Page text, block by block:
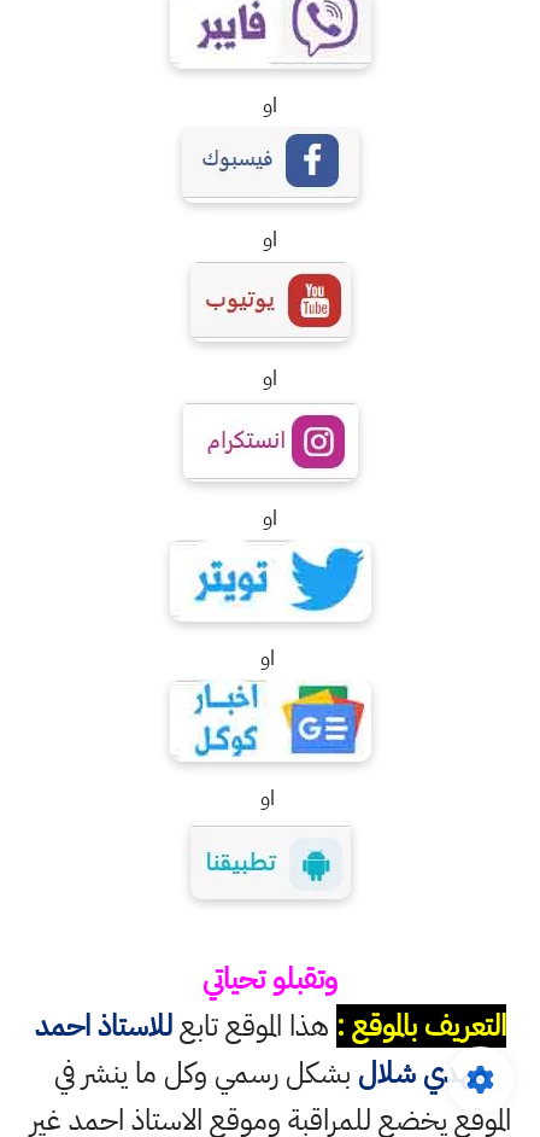
او
او
او
او
او
او
وتقبلو تحياتي
التعريف بالموقع : هذا الموقع تابعللاستاذ احمد
مهدي شلال بشكل رسمي وكل ما ينشر في
الموقع يخضع للمراقبة وموقع الاستاذ احمد غير